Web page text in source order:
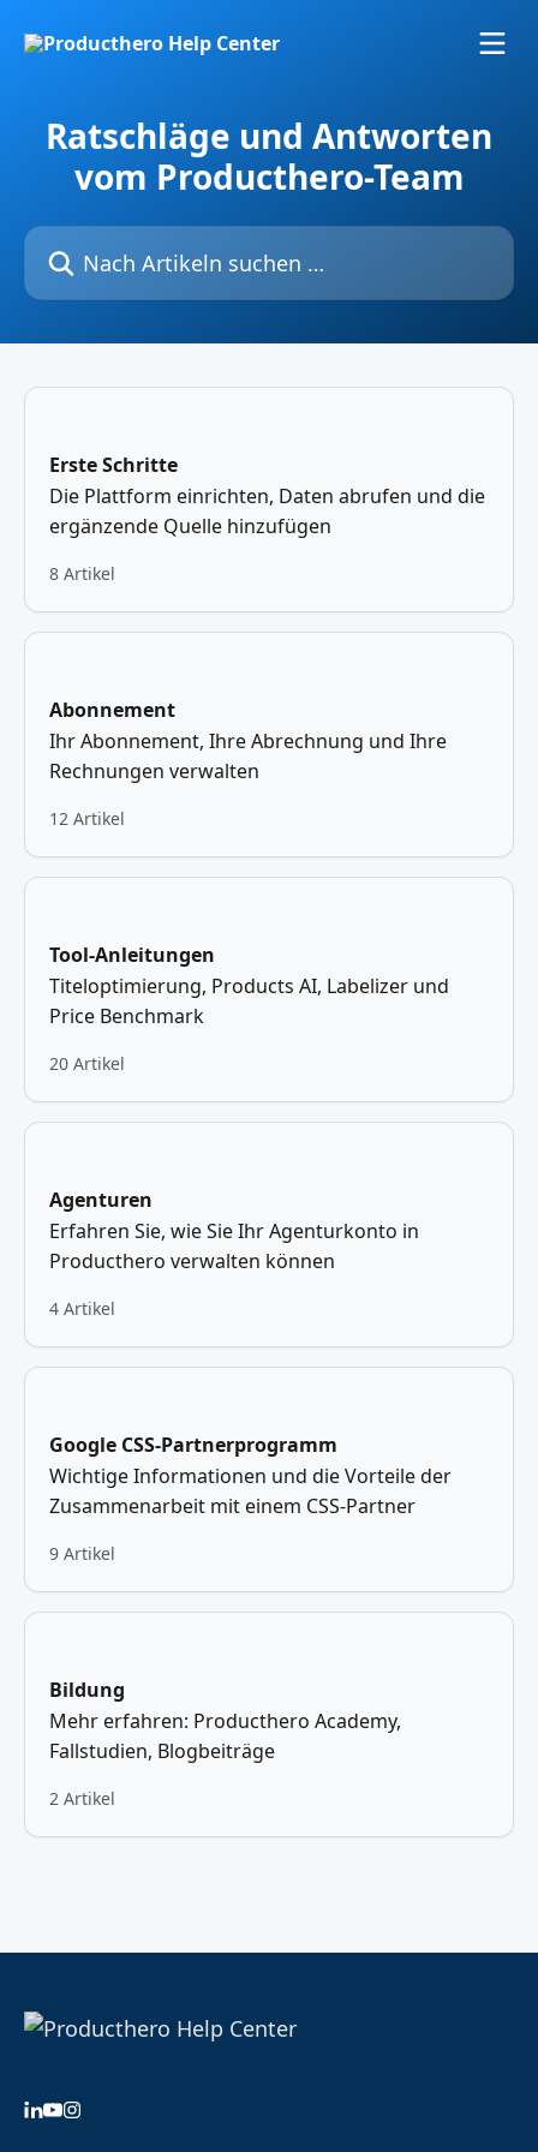
Ratschläge und Antworten
vom Producthero-Team
Nach Artikeln suchen …
Erste Schritte
Die Plattform einrichten, Daten abrufen und die
ergänzende Quelle hinzufügen
8 Artikel
Abonnement
Ihr Abonnement, Ihre Abrechnung und Ihre
Rechnungen verwalten
12 Artikel
Tool-Anleitungen
Titeloptimierung, Products AI, Labelizer und
Price Benchmark
20 Artikel
Agenturen
Erfahren Sie, wie Sie Ihr Agenturkonto in
Producthero verwalten können
4 Artikel
Google CSS-Partnerprogramm
Wichtige Informationen und die Vorteile der
Zusammenarbeit mit einem CSS-Partner
9 Artikel
Bildung
Mehr erfahren: Producthero Academy,
Fallstudien, Blogbeiträge
2 Artikel